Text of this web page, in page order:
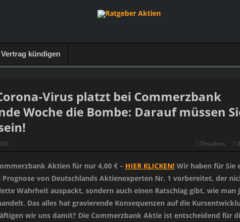
Vertrag kündigen
Virus platzt bei Commerzbank
Woche die Bombe: Darauf müssen
Drucken
Aktien für nur 4,00 € – HIER KLICKEN!Wir haben für Sie
von Deutschlands Aktienexperten Nr. 1 vorbereitet, der
Wahrheit auspackt, sondern auch einen Ratschlag gibt, wie man
Das alles hat gravierende Konsequenzen auf die
wir uns damit? Die Commerzbank Aktie ist entscheidend für